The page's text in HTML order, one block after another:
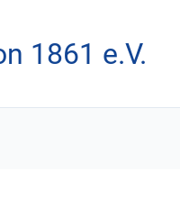
1861 e.V.